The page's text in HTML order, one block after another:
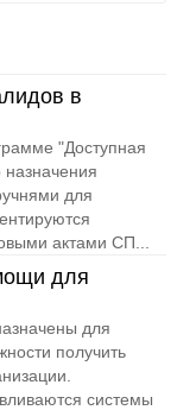
в
"Доступная
для
актами СП...
для
для
получить
системы